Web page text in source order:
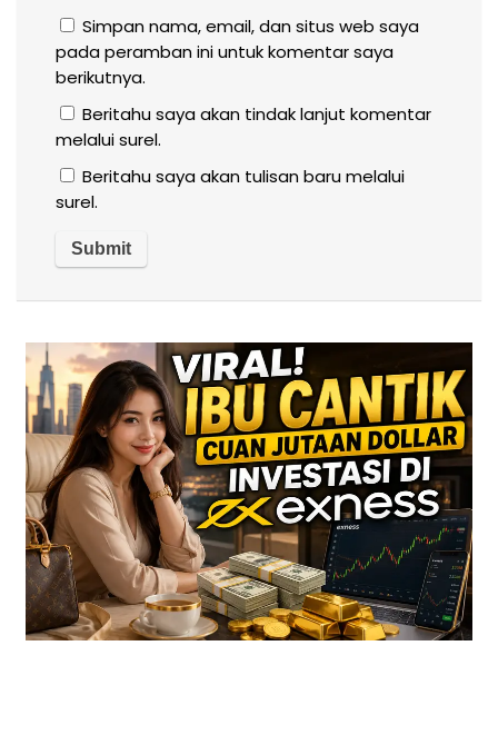
Simpan nama, email, dan situs web saya
pada peramban ini untuk komentar saya
berikutnya.
Beritahu saya akan tindak lanjut komentar
melalui surel.
Beritahu saya akan tulisan baru melalui
surel.